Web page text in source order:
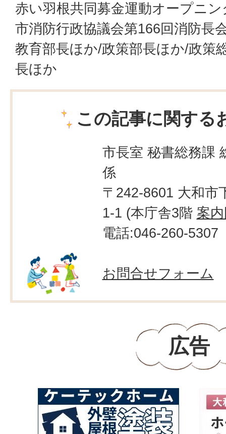
赤い羽根共同募金運動オープニ
市消防行政協議会第166回消防長
教育部長ほか/政策部長ほか/政策
長ほか
この記事に関する
市長室 秘書総務課
係
〒242-8601 大和市
1-1 (本庁舎3階 案
電話:046-260-5307
お問合せフォーム
広告